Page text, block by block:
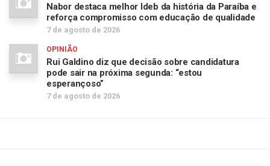
Nabor destaca melhor Ideb da história da Paraíba e
reforça compromisso com educação de qualidade
7 de agosto de 2026
OPINIÃO
Rui Galdino diz que decisão sobre candidatura
pode sair na próxima segunda: “estou
esperançoso”
7 de agosto de 2026